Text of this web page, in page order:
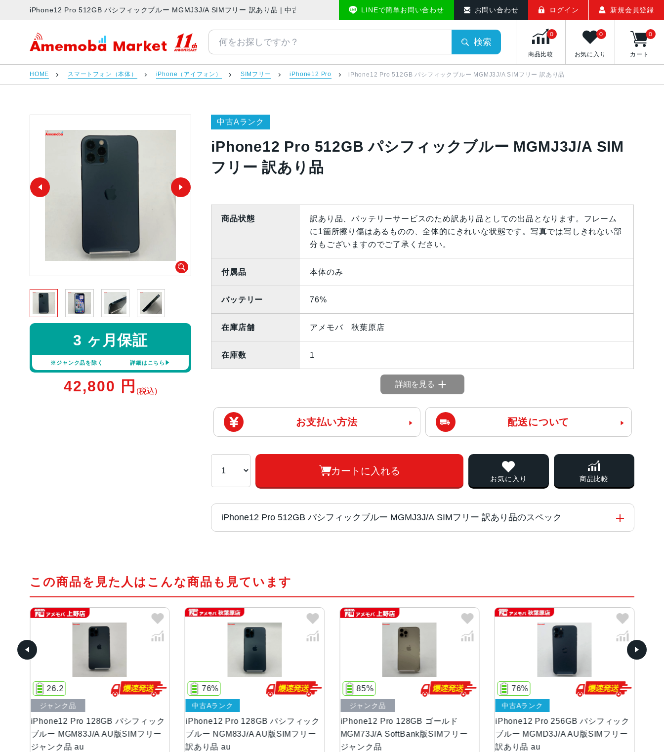
iPhone12 Pro 512GB パシフィックブルー MGMJ3J/A SIMフリー 訳あり品 | 中古スマホ販売のアメモバマーケット
LINEで簡単お問い合わせ お問い合わせ ログイン 新規会員登録
アメモバマーケット
検索
商品比較
0
お気に入り
0
カート
0
HOME スマートフォン（本体） iPhone（アイフォン） SIMフリー iPhone12 Pro iPhone12 Pro 512GB パシフィックブルー MGMJ3J/A SIMフリー 訳あり品
中古Aランク
iPhone12 Pro 512GB パシフィックブルー MGMJ3J/A SIM
フリー 訳あり品
3 ヶ月保証
※ジャンク品を除く 詳細はこちら
42,800 円 (税込)
商品状態
訳あり品、バッテリーサービスのため訳あり品としての出品となります。フレーム
に1箇所擦り傷はあるものの、全体的にきれいな状態です。写真では写しきれない部
分もございますのでご了承ください。
付属品 本体のみ
バッテリー 76%
在庫店舗 アメモバ 秋葉原店
在庫数 1
詳細を見る
お支払い方法 配送について
カートに入れる
お気に入り 商品比較
iPhone12 Pro 512GB パシフィックブルー MGMJ3J/A SIMフリー 訳あり品のスペック
カラー シルバー、グラファイト、ゴールド、パシフィックブルー
容量 128GB、256GB、512GB
サイズ・重さ 146.7×71.5×7.4mm ・187g
液晶
Super Retina XDRディスプレイ6.1インチ（対角）オールスクリーンOLEDディス
プレイ2,532 x 1,170ピクセル解像度、460ppi
防沫性能、耐水性
能、防塵性能
IEC規格60529にもとづくIP68等級（最大水深6メートルで最大30分間）
この商品を見た人はこんな商品も見ています
フィック
フリー
iPhone12 Pro 128GB パシフィック
ブルー NGM83J/A AU版SIMフリー
訳あり品 au
中古Aランク
iPhone12 Pro 128GB ゴールド
MGM73J/A SoftBank版SIMフリー
ジャンク品
ジャンク品
iPhone12 Pro 256GB パシフィック
ブルー MGMD3J/A AU版SIMフリー
訳あり品 au
中古Aランク
iPhone12 Pro 512GB パシフィック
ブルー MGMJ3J/A AU版SIMフリー
訳あり品 au
中古Bランク